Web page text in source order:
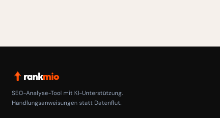
rankmio
SEO-Analyse-Tool mit KI-Unterstützung.
Handlungsanweisungen statt Datenflut.